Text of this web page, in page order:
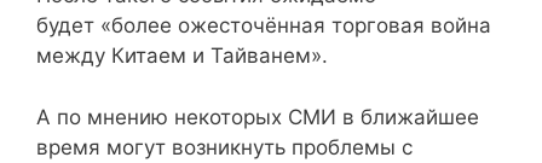
будет «более ожесточённая торговая война
между Китаем и Тайванем».
А по мнению некоторых СМИ в ближайшее
время могут возникнуть проблемы с